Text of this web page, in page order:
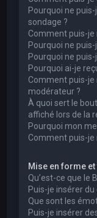
Pourquoi ne
sondage ?
Comment puis-je
Pourquoi ne
Pourquoi ne
Pourquoi ai-je
Comment puis-je
modérateur ?
À quoi sert le
affiché lors de la
Pourquoi mon
Comment puis-
Mise en forme
Qu’est-ce que le
Puis-je insérer du
Que sont les
Puis-je insérer